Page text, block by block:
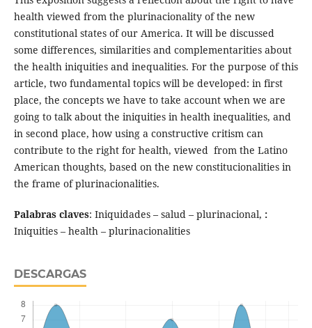
health viewed from the plurinacionality of the new
constitutional states of our America. It will be discussed
some differences, similarities and complementarities about
the health iniquities and inequalities. For the purpose of this
article, two fundamental topics will be developed: in first
place, the concepts we have to take account when we are
going to talk about the iniquities in health inequalities, and
in second place, how using a constructive critism can
contribute to the right for health, viewed from the Latino
American thoughts, based on the new constitucionalities in
the frame of plurinacionalities.
Palabras claves: Iniquidades – salud – plurinacional, :
Iniquities – health – plurinacionalities
DESCARGAS